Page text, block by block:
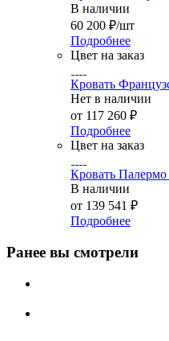
В наличии
60 200 ₽/шт
Подробнее
Цвет на заказ
Кровать
Нет в наличии
от 117 260 ₽
Подробнее
Цвет на заказ
Кровать
В наличии
от 139 541 ₽
Подробнее
Ранее вы смотрели